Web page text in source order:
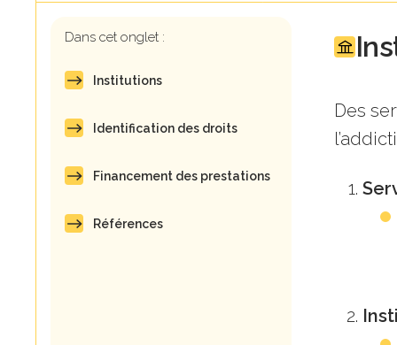
Dans cet onglet :
Institutions
Identification des droits
Financement des prestations
Références
Des